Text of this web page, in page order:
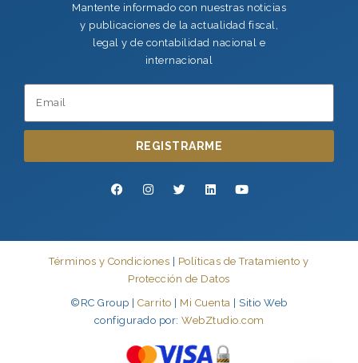
Mantente informado con nuestras noticias
y publicaciones de la actualidad fiscal,
legal y de contabilidad nacional e
internacional
REGISTRARME
Términos y Condiciones
Políticas de Tratamiento y
Protección de Datos
©RC Group |Carrito Mi Cuenta | Sitio Web
configurado por: WebZtudio.com